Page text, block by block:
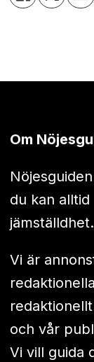
Om
du kan
jämställdhet.
Vi är
och vår
Vi vill guida